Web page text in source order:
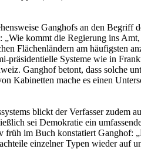
Ganghofs an den Begriff
kommt die Regierung ins
Flächenländern am häufigsten
präsidentielle Systeme wie in
Ganghof betont, dass solche
Kabinetten mache es einen
blickt der Verfasser
sei Demokratie ein
früh im Buch konstatiert
einzelner Typen wieder auf